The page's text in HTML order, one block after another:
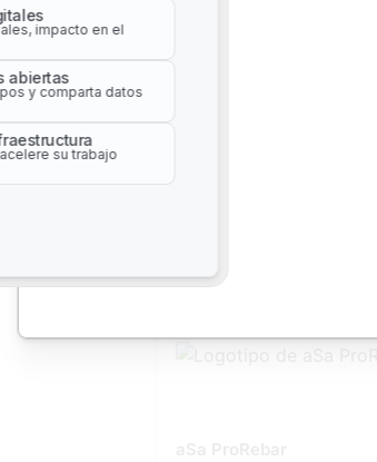
abiertas
y comparta datos
su trabajo
impacto en el
abiertas
y comparta datos
su trabajo
Recorridos automatizados